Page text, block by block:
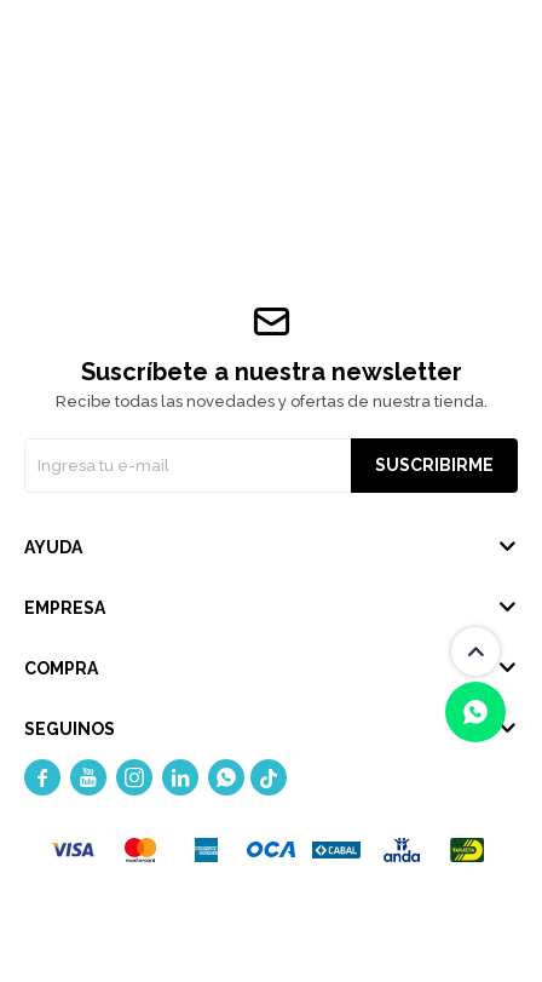
Suscríbete a nuestra newsletter
Recibe todas las novedades y ofertas de nuestra tienda.
SUSCRIBIRME
AYUDA
EMPRESA
COMPRA
SEGUINOS
    